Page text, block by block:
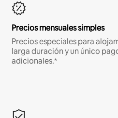
Precios mensuales simples
Precios especiales para
larga duración y un único
adicionales.*